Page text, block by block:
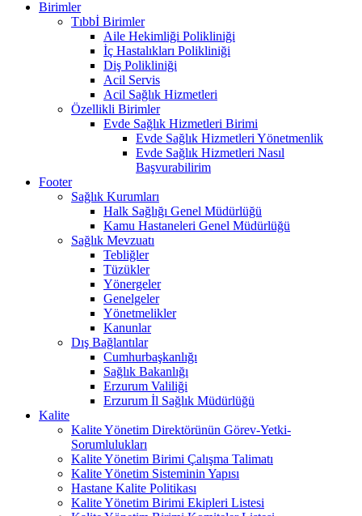
Birimler
Tıbbİ Birimler
Aile Hekimliği Polikliniği
İç Hastalıkları Polikliniği
Diş Polikliniği
Acil Servis
Acil Sağlık Hizmetleri
Özellikli Birimler
Evde Sağlık Hizmetleri Birimi
Evde Sağlık Hizmetleri Yönetmenlik
Evde Sağlık Hizmetleri Nasıl
Başvurabilirim
Footer
Sağlık Kurumları
Halk Sağlığı Genel Müdürlüğü
Kamu Hastaneleri Genel Müdürlüğü
Sağlık Mevzuatı
Tebliğler
Tüzükler
Yönergeler
Genelgeler
Yönetmelikler
Kanunlar
Dış Bağlantılar
Cumhurbaşkanlığı
Sağlık Bakanlığı
Erzurum Valiliği
Erzurum İl Sağlık Müdürlüğü
Kalite
Kalite Yönetim Direktörünün Görev-Yetki-
Sorumlulukları
Kalite Yönetim Birimi Çalışma Talimatı
Kalite Yönetim Sisteminin Yapısı
Hastane Kalite Politikası
Kalite Yönetim Birimi Ekipleri Listesi